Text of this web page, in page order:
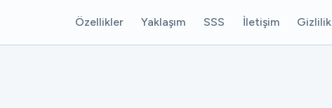
Özellikler Yaklaşım SSS İletişim Gizlilik